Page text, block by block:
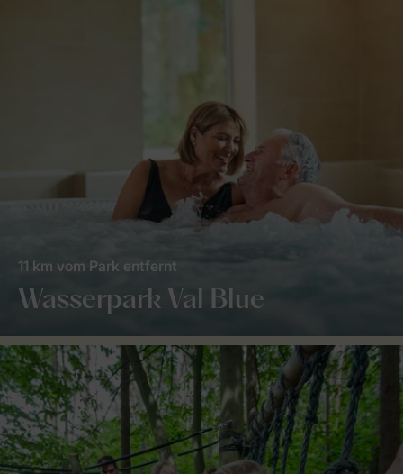
Wasserpark Val Blue
11 km vom Park entfernt